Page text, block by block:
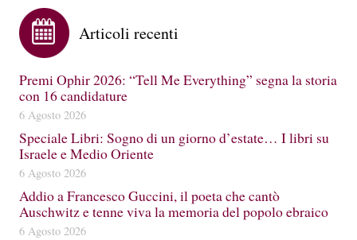
Articoli recenti
Premi Ophir 2026: “Tell Me Everything” segna la storia
con 16 candidature
6 Agosto 2026
Speciale Libri: Sogno di un giorno d’estate… I libri su
Israele e Medio Oriente
6 Agosto 2026
Addio a Francesco Guccini, il poeta che cantò
Auschwitz e tenne viva la memoria del popolo ebraico
6 Agosto 2026